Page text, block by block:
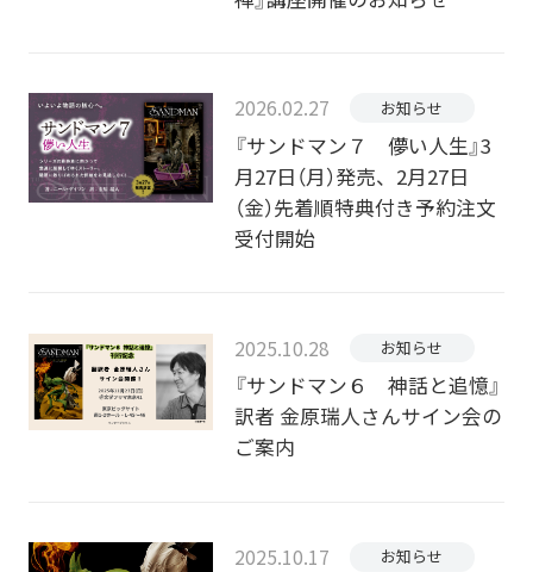
2026.02.27 お知らせ
『サンドマン７ 儚い人生』3
月27日（月）発売、2月27日
（金）先着順特典付き予約注文
受付開始
2025.10.28 お知らせ
『サンドマン６ 神話と追憶』
訳者 金原瑞人さんサイン会の
ご案内
2025.10.17 お知らせ